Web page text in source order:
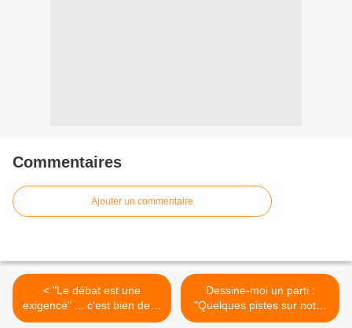
Commentaires
Ajouter un commentaire
< "Le débat est une
exigence" ... c'est bien de le
dire, le faire c'est mieux !
Dessine-moi un parti :
"Quelques pistes sur notre
vision du parti" >